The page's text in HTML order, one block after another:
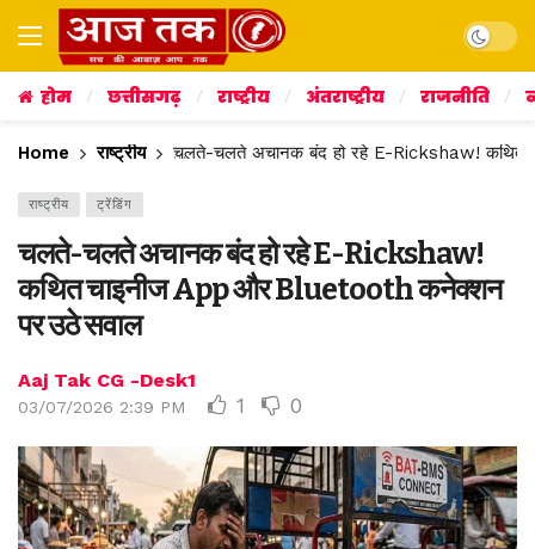
Dark
होम छत्तीसगढ़ राष्ट्रीय अंतराष्ट्रीय राजनीति
Home राष्ट्रीय चलते-चलते अचानक बंद हो रहे E-Rickshaw!
राष्ट्रीय ट्रेंडिंग
चलते-चलते अचानक बंद हो रहे E-Rickshaw!
कथित चाइनीज App और Bluetooth कनेक्शन
पर उठे सवाल
Aaj Tak CG -Desk1
03/07/2026 2:39 PM 1 0